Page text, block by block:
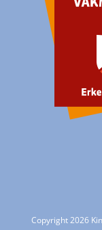
Copyright 2026